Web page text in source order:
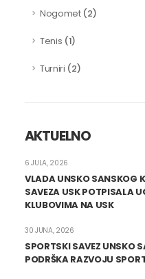
Nogomet(2)
Tenis (1)
Turniri (2)
AKTUELNO
VLADA UNSKO SANSKOG
SAVEZA USK POTPISALA
KLUBOVIMA NA USK
6 JULA, 2026
SPORTSKI SAVEZ UNSKO
PODRŠKA RAZVOJU
30 JUNA, 2026